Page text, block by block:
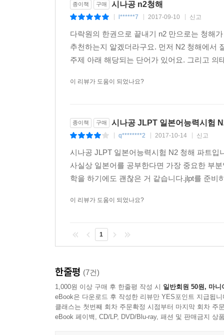
종이책 구매 시나공 n2청해
l******7 2017-09-10 신고
다락원의 한권으로 끝내기 n2 만으로는 청해
추천하는지 알겠더라구요. 먼저 N2 청해에서
주제 아래 해당되는 단어가 있어요. 그리고
이 리뷰가 도움이 되었나요?
종이책 구매 시나공 JLPT 일본어능력시험
q********2 2017-10-14 신고
시나공 JLPT 일본어능력시험 N2 청해 파트
사실상 일본어를 공부한다면 가장 중요한 부
학을 하기에도 괜찮은 거 같습니다.jlpt를 준
이 리뷰가 도움이 되었나요?
1
한줄평 (7건)
1,000원 이상 구매 후 한줄평 작성 시 일반회원 50원, 마니
eBook은 다운로드 후 작성한 리뷰만 YES포인트 지급됩니
클래스는 첫번째 회차 주문확정 시점부터 마지막 회차 주
eBook 페이백, CD/LP, DVD/Blu-ray, 패션 및 판매금지 상